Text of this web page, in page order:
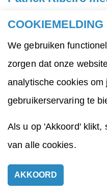
InRunnervertelt
vrienden. Het geluid
van zijn onderbuurman
wordt een symbool
Later heeft Kenny zelf
COOKIEMELDING
We gebruiken
zorgen dat onze
analytische cookies
gebruikerservaring te
Als u op 'Akkoord' klikt,
van alle cookies.
AKKOORD